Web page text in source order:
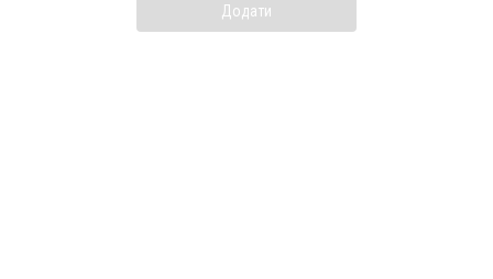
Додати